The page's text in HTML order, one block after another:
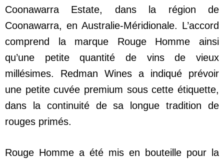
Coonawarra Estate, dans la région de
Coonawarra, en Australie-Méridionale. L’accord
comprend la marque Rouge Homme ainsi
qu’une petite quantité de vins de vieux
millésimes. Redman Wines a indiqué prévoir
une petite cuvée premium sous cette étiquette,
dans la continuité de sa longue tradition de
rouges primés.
Rouge Homme a été mis en bouteille pour la